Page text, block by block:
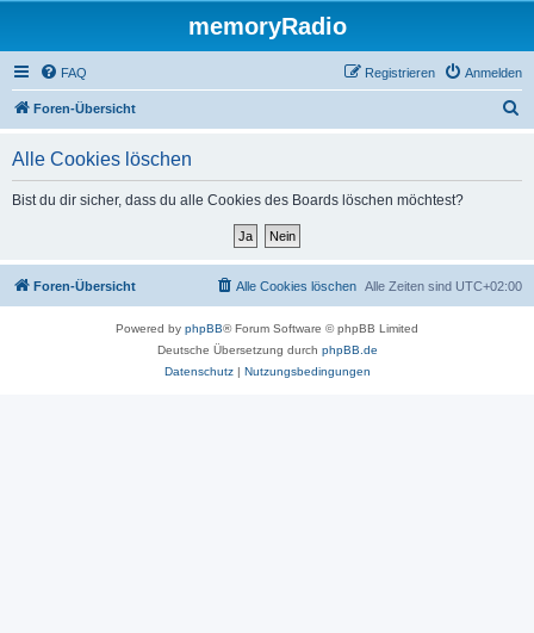
memoryRadio
FAQ Anmelden
Registrieren
Foren-Übersicht
Alle Cookies löschen
Bist du dir sicher, dass du alle Cookies des Boards löschen möchtest?
Foren-Übersicht Alle Zeiten sind UTC+02:00
Alle Cookies löschen
Powered by phpBB® Forum Software © phpBB Limited
Deutsche Übersetzung durch phpBB.de
Datenschutz| Nutzungsbedingungen